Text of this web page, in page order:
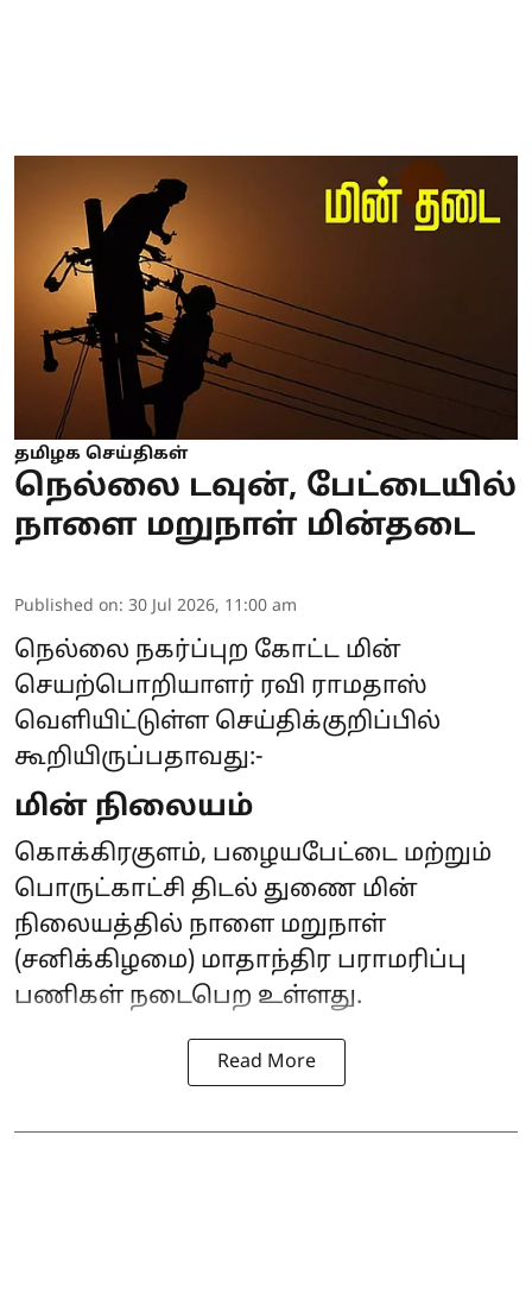
தமிழக செய்திகள்
நெல்லை டவுன், பேட்டையில்
நாளை மறுநாள் மின்தடை
Published on: 30 Jul 2026, 11:00 am
நெல்லை நகர்ப்புற கோட்ட மின்
செயற்பொறியாளர் ரவி ராமதாஸ்
வெளியிட்டுள்ள செய்திக்குறிப்பில்
கூறியிருப்பதாவது:-
மின் நிலையம்
கொக்கிரகுளம், பழையபேட்டை மற்றும்
பொருட்காட்சி திடல் துணை மின்
நிலையத்தில் நாளை மறுநாள்
(சனிக்கிழமை) மாதாந்திர பராமரிப்பு
பணிகள் நடைபெற உள்ளது.
Read More